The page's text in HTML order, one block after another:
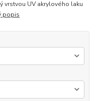
vrstvou UV akrylového laku
popis